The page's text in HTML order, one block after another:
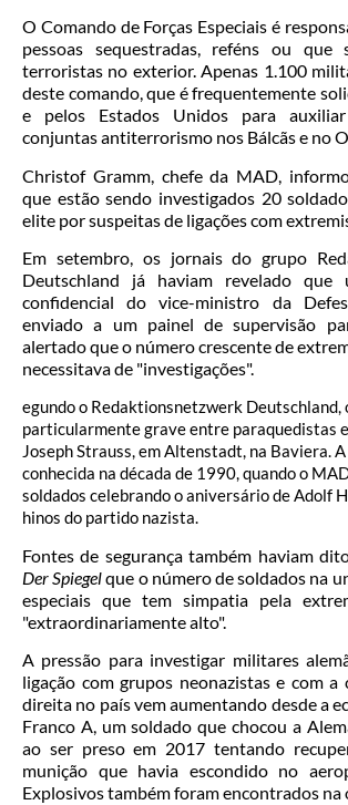
O Comando de Forças Especiais é
pessoas sequestradas, reféns ou que
terroristas no exterior. Apenas 1.100
deste comando, que é frequentemente
e pelos Estados Unidos para
conjuntas antiterrorismo nos Bálcãs e no
Christof Gramm, chefe da MAD,
que estão sendo investigados 20
elite por suspeitas de ligações com
Em setembro, os jornais do grupo
Deutschland já haviam revelado que
confidencial do vice-ministro da
enviado a um painel de supervisão
alertado que o número crescente de
necessitava de "investigações".
egundo o Redaktionsnetzwerk Deutschland,
particularmente grave entre paraquedistas
Joseph Strauss, em Altenstadt, na Baviera.
conhecida na década de 1990, quando o
soldados celebrando o aniversário de Adolf
hinos do partido nazista.
Fontes de segurança também haviam
Der Spiegelque o número de soldados na
especiais que tem simpatia pela
"extraordinariamente alto".
A pressão para investigar militares
ligação com grupos neonazistas e com a
direita no país vem aumentando desde a
Franco A, um soldado que chocou a
ao ser preso em 2017 tentando
munição que havia escondido no
Explosivos também foram encontrados na